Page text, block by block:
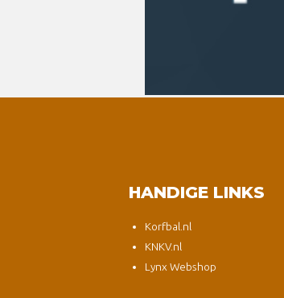
HANDIGE LINKS
Korfbal.nl
KNKV.nl
Lynx Webshop